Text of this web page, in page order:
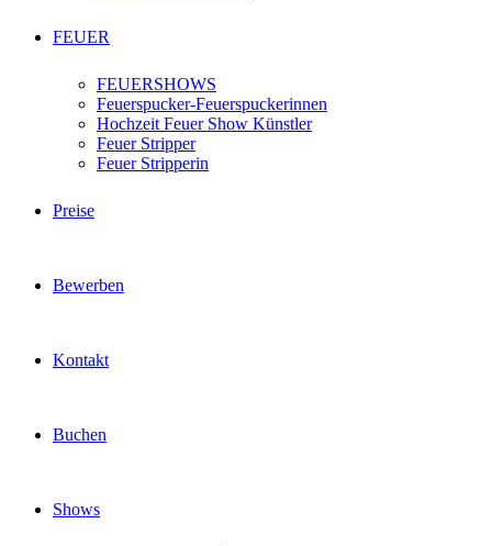
FEUER
FEUERSHOWS
Feuerspucker-Feuerspuckerinnen
Hochzeit Feuer Show Künstler
Feuer Stripper
Feuer Stripperin
Preise
Bewerben
Kontakt
Buchen
Shows